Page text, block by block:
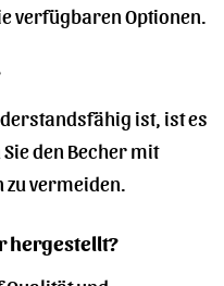
verfügbaren Optionen.
ist, ist es
den Becher mit
vermeiden.
hergestellt?